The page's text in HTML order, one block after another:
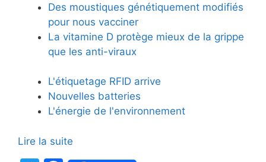
Des moustiques génétiquement modifiés
pour nous vacciner
La vitamine D protège mieux de la grippe
que les anti-viraux
L'étiquetage RFID arrive
Nouvelles batteries
L'énergie de l'environnement
Lire la suite